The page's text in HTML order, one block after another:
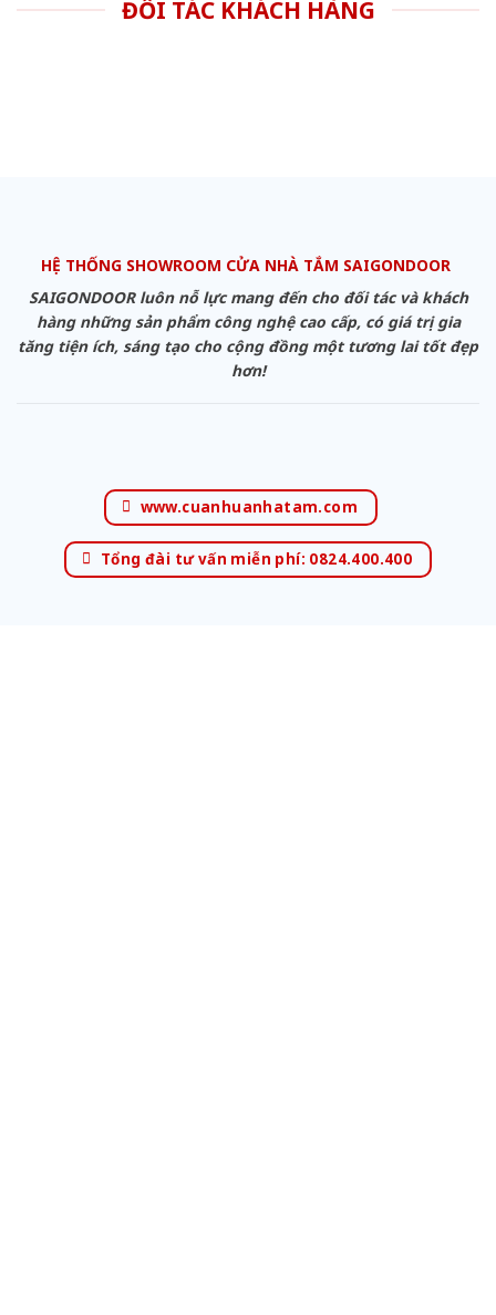
ĐỐI TÁC KHÁCH HÀNG
HỆ THỐNG SHOWROOM CỬA NHÀ TẮM SAIGONDOOR
SAIGONDOOR luôn nỗ lực mang đến cho đối tác và khách
hàng những sản phẩm công nghệ cao cấp, có giá trị gia
tăng tiện ích, sáng tạo cho cộng đồng một tương lai tốt đẹp
hơn!
www.cuanhuanhatam.com
Tổng đài tư vấn miễn phí: 0824.400.400